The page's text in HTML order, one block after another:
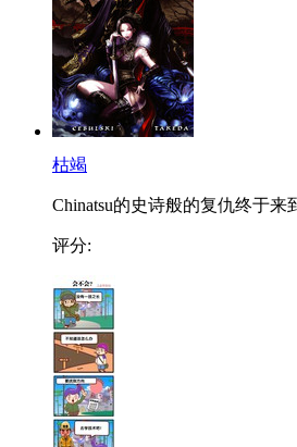
枯竭
Chinatsu的史诗般的复仇终于
评分: